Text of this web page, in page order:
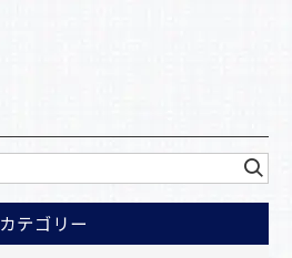
カテゴリー